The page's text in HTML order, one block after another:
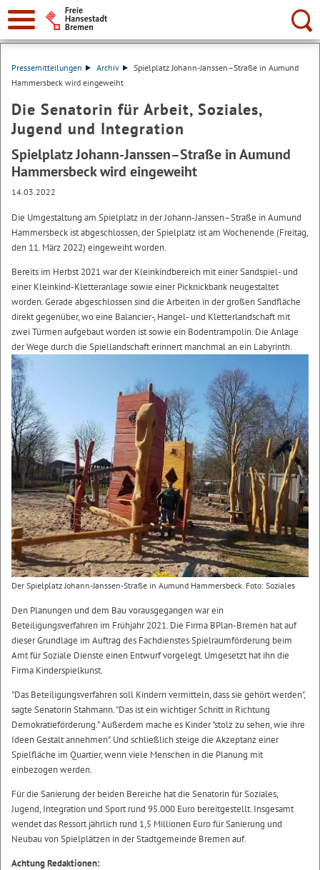
Suche:
Pressemitteilungen Archiv
Spielplatz Johann-Janssen–Straße in Aumund
Hammersbeck wird eingeweiht
Die Senatorin für Arbeit, Soziales,
Jugend und Integration
Spielplatz Johann-Janssen–Straße in Aumund
Hammersbeck wird eingeweiht
14.03.2022
Die Umgestaltung am Spielplatz in der Johann-Janssen–Straße in Aumund
Hammersbeck ist abgeschlossen, der Spielplatz ist am Wochenende (Freitag,
den 11. März 2022) eingeweiht worden.
Bereits im Herbst 2021 war der Kleinkindbereich mit einer Sandspiel- und
einer Kleinkind-Kletteranlage sowie einer Picknickbank neugestaltet
worden. Gerade abgeschlossen sind die Arbeiten in der großen Sandfläche
direkt gegenüber, wo eine Balancier-, Hangel- und Kletterlandschaft mit
zwei Türmen aufgebaut worden ist sowie ein Bodentrampolin. Die Anlage
der Wege durch die Spiellandschaft erinnert manchmal an ein Labyrinth.
Der Spielplatz Johann-Janssen-Straße in Aumund Hammersbeck. Foto: Soziales
Den Planungen und dem Bau vorausgegangen war ein
Beteiligungsverfahren im Frühjahr 2021. Die Firma BPlan-Bremen hat auf
dieser Grundlage im Auftrag des Fachdienstes Spielraumförderung beim
Amt für Soziale Dienste einen Entwurf vorgelegt. Umgesetzt hat ihn die
Firma Kinderspielkunst.
"Das Beteiligungsverfahren soll Kindern vermitteln, dass sie gehört werden",
sagte Senatorin Stahmann. "Das ist ein wichtiger Schritt in Richtung
Demokratieförderung." Außerdem mache es Kinder "stolz zu sehen, wie ihre
Ideen Gestalt annehmen". Und schließlich steige die Akzeptanz einer
Spielfläche im Quartier, wenn viele Menschen in die Planung mit
einbezogen werden.
Für die Sanierung der beiden Bereiche hat die Senatorin für Soziales,
Jugend, Integration und Sport rund 95.000 Euro bereitgestellt. Insgesamt
wendet das Ressort jährlich rund 1,5 Millionen Euro für Sanierung und
Neubau von Spielplätzen in der Stadtgemeinde Bremen auf.
Achtung Redaktionen: